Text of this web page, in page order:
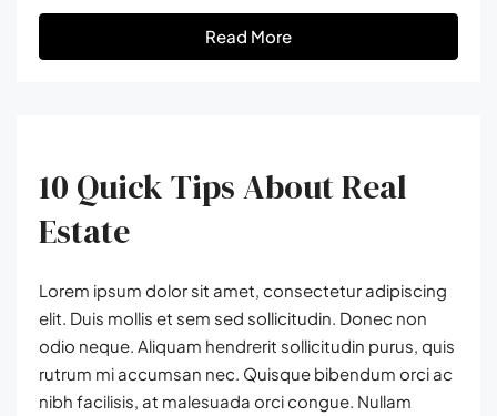
Read More
10 Quick Tips About Real
Estate
Lorem ipsum dolor sit amet, consectetur adipiscing
elit. Duis mollis et sem sed sollicitudin. Donec non
odio neque. Aliquam hendrerit sollicitudin purus, quis
rutrum mi accumsan nec. Quisque bibendum orci ac
nibh facilisis, at malesuada orci congue. Nullam